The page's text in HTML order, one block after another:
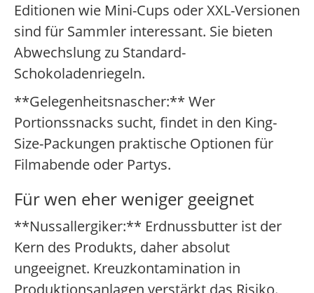
Editionen wie Mini-Cups oder XXL-Versionen
sind für Sammler interessant. Sie bieten
Abwechslung zu Standard-
Schokoladenriegeln.
**Gelegenheitsnascher:** Wer
Portionssnacks sucht, findet in den King-
Size-Packungen praktische Optionen für
Filmabende oder Partys.
Für wen eher weniger geeignet
**Nussallergiker:** Erdnussbutter ist der
Kern des Produkts, daher absolut
ungeeignet. Kreuzkontamination in